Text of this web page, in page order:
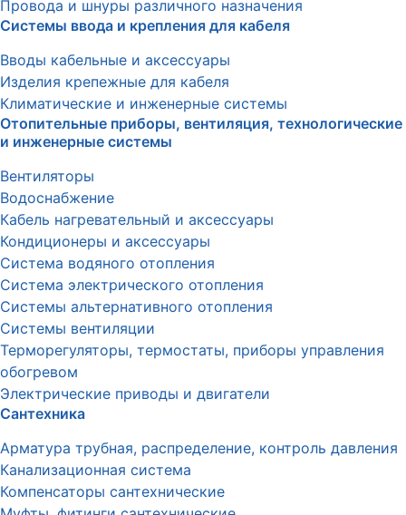
Провода и шнуры различного назначения
Системы ввода и крепления для кабеля
Вводы кабельные и аксессуары
Изделия крепежные для кабеля
Климатические и инженерные системы
Отопительные приборы, вентиляция, технологические
и инженерные системы
Вентиляторы
Водоснабжение
Кабель нагревательный и аксессуары
Кондиционеры и аксессуары
Система водяного отопления
Система электрического отопления
Системы альтернативного отопления
Системы вентиляции
Терморегуляторы, термостаты, приборы управления
обогревом
Электрические приводы и двигатели
Сантехника
Арматура трубная, распределение, контроль давления
Канализационная система
Компенсаторы сантехнические